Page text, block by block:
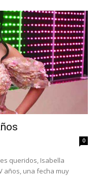
0
queridos, Isabella
años, una fecha muy